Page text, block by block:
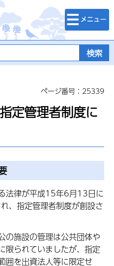
検索・メニュ
ー
ページ番号：25339
定管理者制度に
法律が平成15年6月13日に
、指定管理者制度が創設さ
の施設の管理は公共団体や
限られていましたが、指定
囲を出資法人等に限定せ